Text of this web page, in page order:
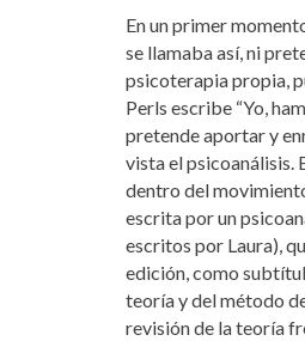
En un primer
se llamaba así, ni
psicoterapia propia,
Perls escribe “Yo,
pretende aportar y
vista el psicoanálisis.
dentro del
escrita por un
escritos por Laura),
edición, como
teoría y del método
revisión de la teoría